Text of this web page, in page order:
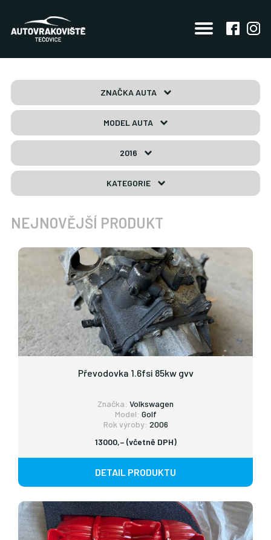
ZNAČKA AUTA
MODEL AUTA
2016
KATEGORIE
NEJNOVĚJŠÍ PRODUKT
Převodovka 1.6fsi 85kw gvv
Značka: Volkswagen
Model: Golf
Rok výroby: 2006
13000,– (včetně DPH)
DETAIL PRODUKTU